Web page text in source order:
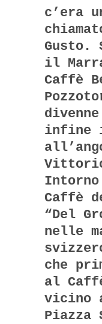
c’era
Gusto.
il
Caffè
infine
Vittorio
Caffè
“Del
nelle
che
al
vicino
Piazza